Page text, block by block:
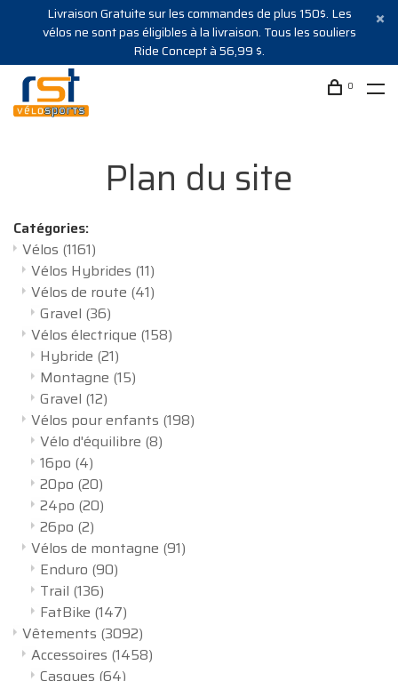
Livraison Gratuite sur les commandes de plus 150$. Les
vélos ne sont pas éligibles à la livraison. Tous les souliers
Ride Concept à 56,99 $.
0
Plan du site
Catégories:
Vélos (1161)
Vélos Hybrides (11)
Vélos de route (41)
Gravel (36)
Vélos électrique (158)
Hybride (21)
Montagne (15)
Gravel (12)
Vélos pour enfants (198)
Vélo d'équilibre (8)
16po (4)
20po (20)
24po (20)
26po (2)
Vélos de montagne (91)
Enduro (90)
Trail (136)
FatBike (147)
Vêtements (3092)
Accessoires (1458)
Casques (64)